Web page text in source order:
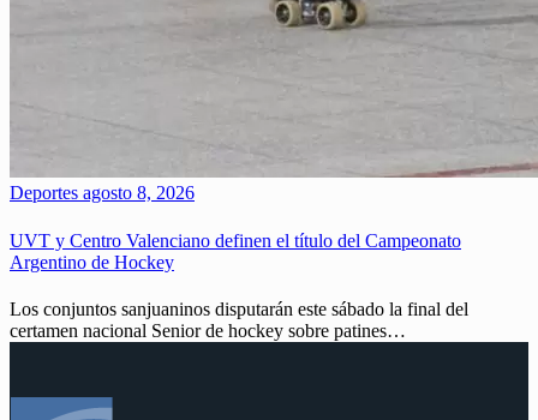
Deportes agosto 8, 2026
UVT y Centro Valenciano definen el título del Campeonato
Argentino de Hockey
Los conjuntos sanjuaninos disputarán este sábado la final del
certamen nacional Senior de hockey sobre patines…